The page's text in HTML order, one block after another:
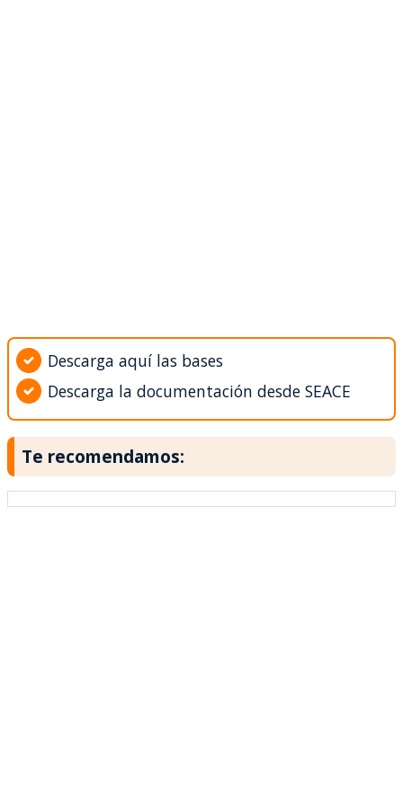
Descarga aquí las bases
Descarga la documentación desde SEACE
Te recomendamos: